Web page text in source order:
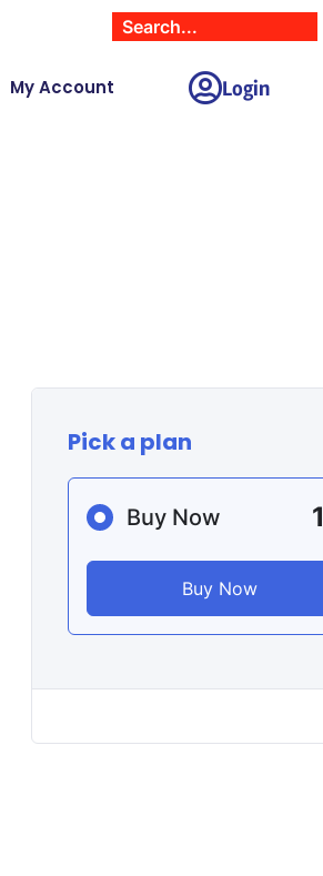
My Account Login
Pick a plan
Buy Now 1
Buy Now